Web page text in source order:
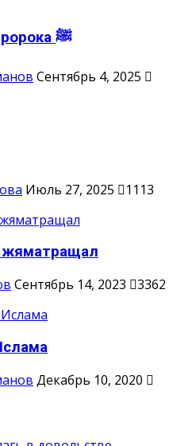
Город нашего Пророка ‎ﷺ
Сентябрь 4, 2025
Июль 27, 2025 1113
жяматращал
Сентябрь 14, 2023 3362
Декабрь 10, 2020